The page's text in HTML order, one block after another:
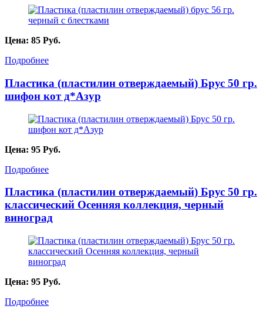
Цена: 85 Руб.
Подробнее
Пластика (пластилин отверждаемый) Брус 50 гр.
шифон кот д*Азур
Цена: 95 Руб.
Подробнее
Пластика (пластилин отверждаемый) Брус 50 гр.
классический Осенняя коллекция, черный
виноград
Цена: 95 Руб.
Подробнее